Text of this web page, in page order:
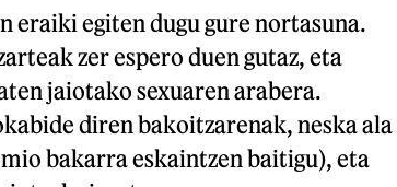
eraiki egiten dugu gure nortasuna.
zer espero duen gutaz, eta
jaiotako sexuaren arabera.
diren bakoitzarenak, neska ala
bakarra eskaintzen baitigu), eta